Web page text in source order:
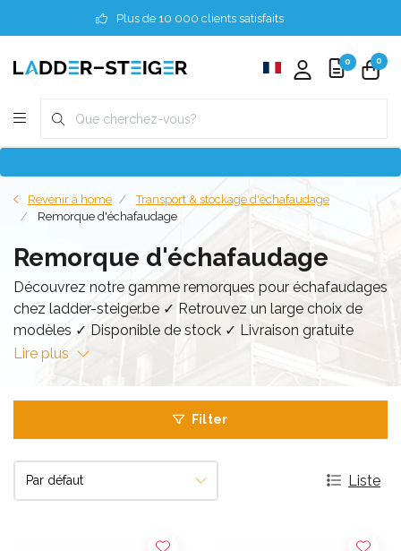
Plus de 10 000 clients satisfaits
0 0
Revenir à home
Transport & stockage d'échafaudage
Remorque d'échafaudage
Remorque d'échafaudage
Découvrez notre gamme remorques pour échafaudages
chez ladder-steiger.be ✓ Retrouvez un large choix de
modèles ✓ Disponible de stock ✓ Livraison gratuite
Lire plus
Filter
Liste